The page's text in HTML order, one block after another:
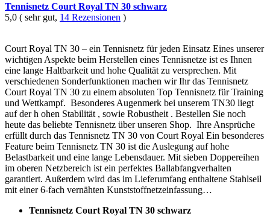
Tennisnetz Court Royal TN 30 schwarz
5,0 ( sehr gut, 14 Rezensionen )
Court Royal TN 30 – ein Tennisnetz für jeden Einsatz Eines unserer
wichtigen Aspekte beim Herstellen eines Tennisnetze ist es Ihnen
eine lange Haltbarkeit und hohe Qualität zu versprechen. Mit
verschiedenen Sonderfunktionen machen wir Ihr das Tennisnetz
Court Royal TN 30 zu einem absoluten Top Tennisnetz für Training
und Wettkampf. Besonderes Augenmerk bei unserem TN30 liegt
auf der h ohen Stabilität , sowie Robustheit . Bestellen Sie noch
heute das beliebte Tennisnetz über unseren Shop. Ihre Ansprüche
erfüllt durch das Tennisnetz TN 30 von Court Royal Ein besonderes
Feature beim Tennisnetz TN 30 ist die Auslegung auf hohe
Belastbarkeit und eine lange Lebensdauer. Mit sieben Doppereihen
im oberen Netzbereich ist ein perfektes Ballabfangverhalten
garantiert. Außerdem wird das im Lieferumfang enthaltene Stahlseil
mit einer 6-fach vernähten Kunststoffnetzeinfassung…
Tennisnetz Court Royal TN 30 schwarz